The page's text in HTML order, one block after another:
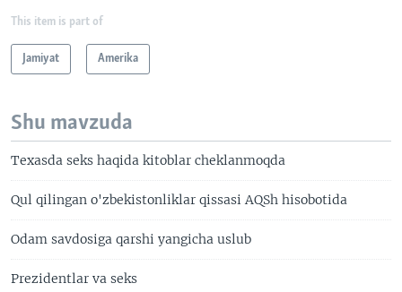
This item is part of
Jamiyat Amerika
Shu mavzuda
Texasda seks haqida kitoblar cheklanmoqda
Qul qilingan o'zbekistonliklar qissasi AQSh hisobotida
Odam savdosiga qarshi yangicha uslub
Prezidentlar va seks